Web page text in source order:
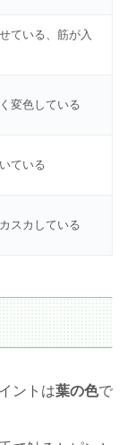
ている、筋が入
変色している
ている
スカしている
ントは葉の色で